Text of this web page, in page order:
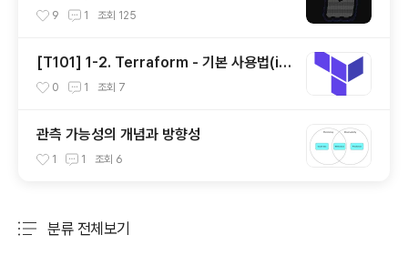
글 폰트 적용)
9 1 조회 125
[T101] 1-2. Terraform - 기본 사용법(ini
t, plan, apply, destory)
0 1 조회 7
관측 가능성의 개념과 방향성
1 1 조회 6
분류 전체보기